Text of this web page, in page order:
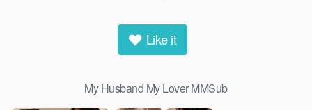
Like it
My Husband My Lover MMSub